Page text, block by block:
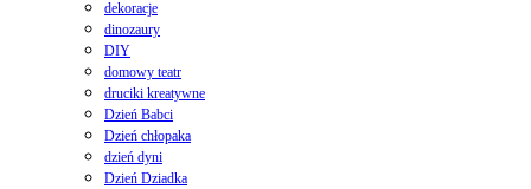
dekoracje
dinozaury
DIY
domowy teatr
druciki kreatywne
Dzień Babci
Dzień chłopaka
dzień dyni
Dzień Dziadka